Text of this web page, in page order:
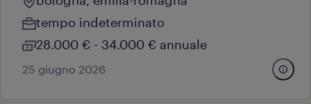
tempo indeterminato
28.000 € - 34.000 € annuale
25 giugno 2026